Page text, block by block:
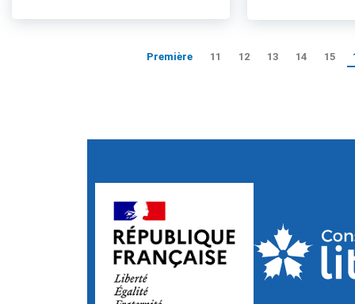
Première 11 12 13 14 15